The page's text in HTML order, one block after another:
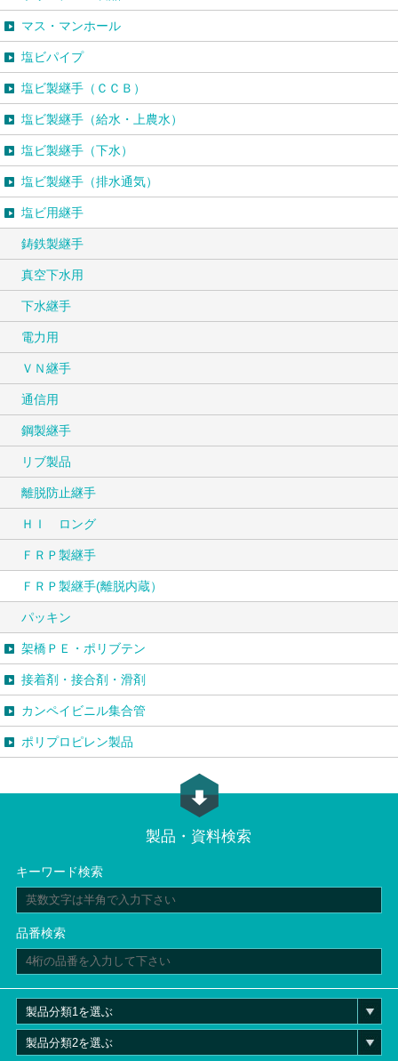
マス・マンホール
塩ビパイプ
塩ビ製継手（ＣＣＢ）
塩ビ製継手（給水・上農水）
塩ビ製継手（下水）
塩ビ製継手（排水通気）
塩ビ用継手
鋳鉄製継手
真空下水用
下水継手
電力用
ＶＮ継手
通信用
鋼製継手
リブ製品
離脱防止継手
ＨＩ ロング
ＦＲＰ製継手
ＦＲＰ製継手(離脱内蔵）
パッキン
架橋ＰＥ・ポリブテン
接着剤・接合剤・滑剤
カンペイビニル集合管
ポリプロピレン製品
製品・資料検索
キーワード検索
品番検索